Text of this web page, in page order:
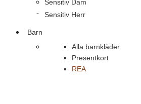
Sensitiv Dam
Sensitiv Herr
Barn
Alla barnkläder
Presentkort
REA